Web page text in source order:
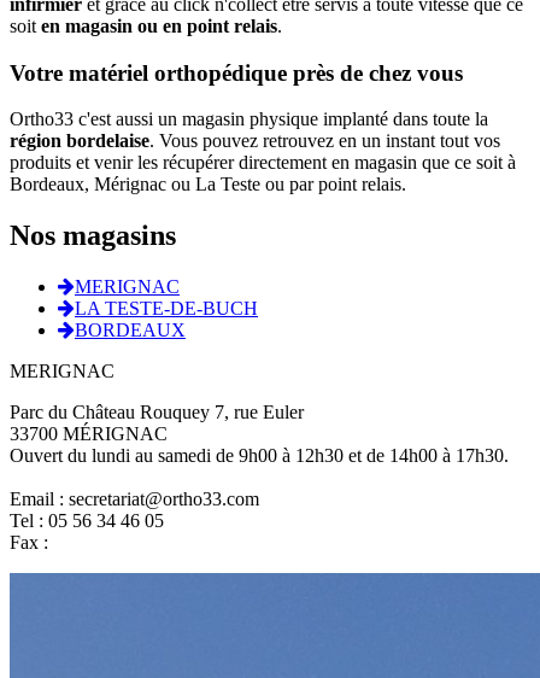
soit en magasin ou en point relais.
Votre matériel orthopédique près de chez vous
Ortho33 c'est aussi un magasin physique implanté dans toute la
région bordelaise. Vous pouvez retrouvez en un instant tout vos
produits et venir les récupérer directement en magasin que ce soit à
Bordeaux, Mérignac ou La Teste ou par point relais.
Nos magasins
MERIGNAC
LA TESTE-DE-BUCH
BORDEAUX
MERIGNAC
Parc du Château Rouquey 7, rue Euler
33700 MÉRIGNAC
Ouvert du lundi au samedi de 9h00 à 12h30 et de 14h00 à 17h30.
Email : secretariat@ortho33.com
Tel : 05 56 34 46 05
Fax :